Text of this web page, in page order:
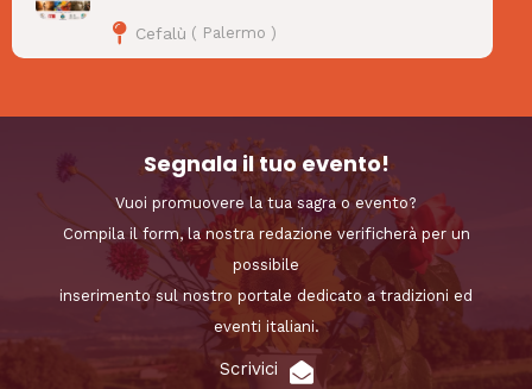
Cefalù ( Palermo )
Segnala il tuo evento!
Vuoi promuovere la tua sagra o evento?
Compila il form, la nostra redazione verificherà per un
possibile
inserimento sul nostro portale dedicato a tradizioni ed
eventi italiani.
Scrivici